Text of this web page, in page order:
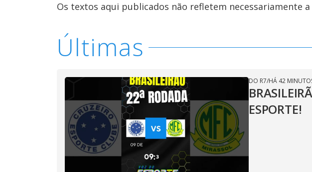
Os textos aqui publicados não refletem necessariamente
Últimas
DO R7/HÁ 42
ESPORTE!